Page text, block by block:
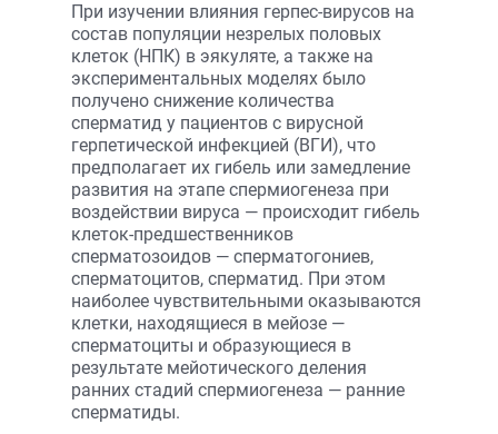
При изучении влияния герпес-вирусов на
состав популяции незрелых половых
клеток (НПК) в эякуляте, а также на
экспериментальных моделях было
получено снижение количества
сперматид у пациентов с вирусной
герпетической инфекцией (ВГИ), что
предполагает их гибель или замедление
развития на этапе спермиогенеза при
воздействии вируса — происходит гибель
клеток-предшественников
сперматозоидов — сперматогониев,
сперматоцитов, сперматид. При этом
наиболее чувствительными оказываются
клетки, находящиеся в мейозе —
сперматоциты и образующиеся в
результате мейотического деления
ранних стадий спермиогенеза — ранние
сперматиды.